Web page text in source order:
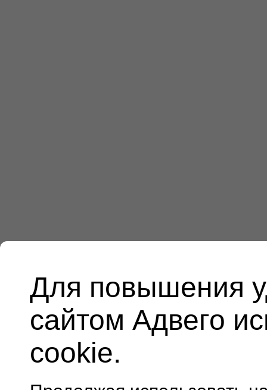
Для повышения
сайтом Адвего
cookie.